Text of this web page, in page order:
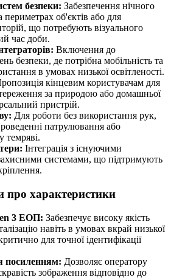
безпеки: Забезпечення нічного
периметрах об'єктів або для
що потребують візуального
час доби.
Включення до
безпеки, де потрібна мобільність та
в умовах низької освітленості.
кінцевим користувачам для
за природою або домашньої
пристрій.
Для роботи без використання рук,
патрулювання або
темряві.
Інтеграція з існуючими
системами, що підтримують
характеристики
3 ЕОП: Забезпечує високу якість
навіть в умовах вкрай низької
для точної ідентифікації
посиленням: Дозволяє оператору
зображення відповідно до